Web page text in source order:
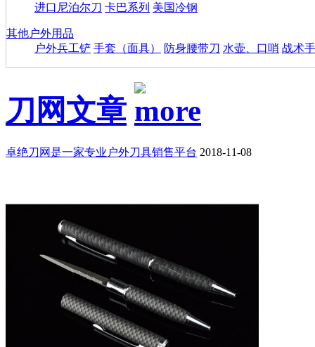
进口尼泊尔刀 卡巴系列 美国冷钢
其他户外用品
户外兵工铲 手套（面具） 防身腰带刀 水壶、口哨 战术
刀网文章
卓绝刀网是一家专业户外刀具销售平台 2018-11-08